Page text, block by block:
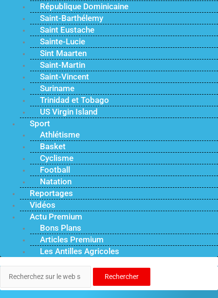
République Dominicaine
Saint-Barthélemy
Saint Eustache
Sainte-Lucie
Sint Maarten
Saint-Martin
Saint-Vincent
Suriname
Trinidad et Tobago
US Virgin Island
Sport
Athlétisme
Basket
Cyclisme
Football
Natation
Reportages
Vidéos
Actu Premium
Bons Plans
Articles Premium
Les Antilles Agricoles
Rechercher